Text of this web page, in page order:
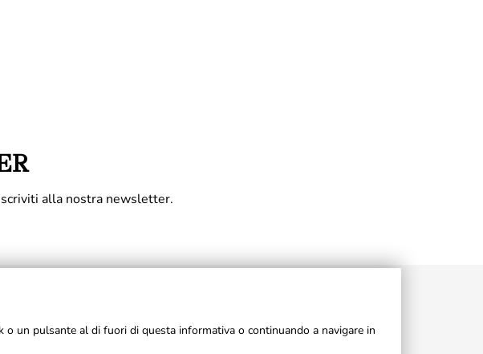
alla nostra newsletter.
un pulsante al di fuori di questa informativa o continuando a navigare in